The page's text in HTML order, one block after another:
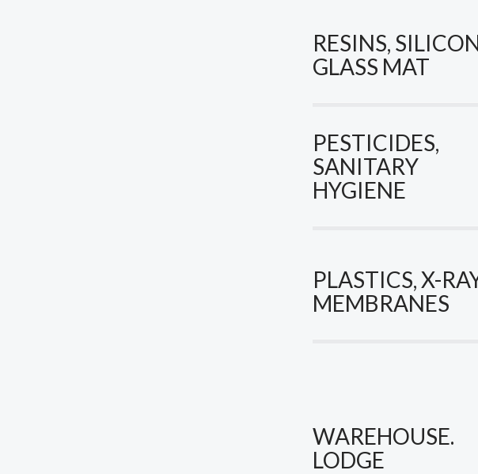
RESINS,
GLASS MAT
PESTICIDES,
SANITARY
HYGIENE
PLASTICS, X-
MEMBRANES
WAREHOUSE.
LODGE